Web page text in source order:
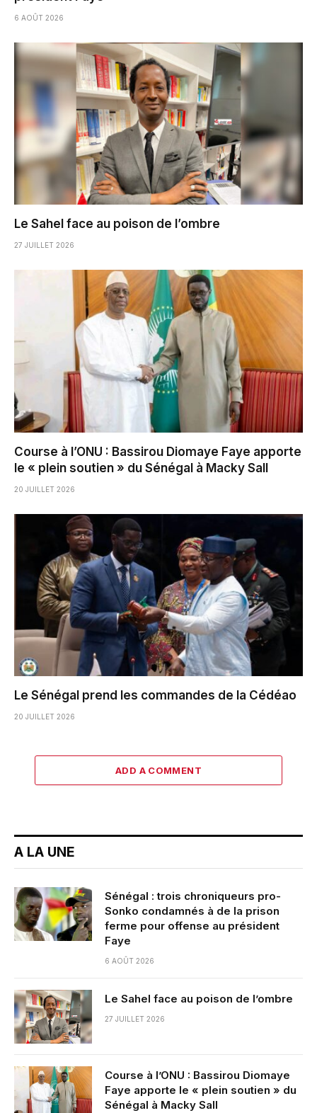
6 AOÛT 2026
Le Sahel face au poison de l’ombre
27 JUILLET 2026
Course à l’ONU : Bassirou Diomaye Faye apporte
le « plein soutien » du Sénégal à Macky Sall
20 JUILLET 2026
Le Sénégal prend les commandes de la Cédéao
20 JUILLET 2026
ADD A COMMENT
A LA UNE
Sénégal : trois chroniqueurs pro-
Sonko condamnés à de la prison
ferme pour offense au président
Faye
6 AOÛT 2026
Le Sahel face au poison de l’ombre
27 JUILLET 2026
Course à l’ONU : Bassirou Diomaye
Faye apporte le « plein soutien » du
Sénégal à Macky Sall